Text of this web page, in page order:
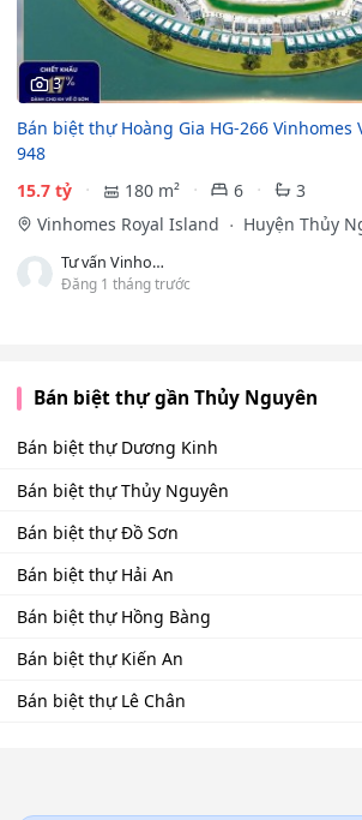
3
Bán biệt thự Hoàng Gia HG-266 Vinhomes
948
15.7 tỷ
180 m² 6
3
Vinhomes Royal Island
Huyện Thủy
Tư vấn Vinhomes Hải Phòng.
Đăng 1 tháng trước
Bán biệt thự gần Thủy Nguyên
Bán biệt thự Dương Kinh
Bán biệt thự Thủy Nguyên
Bán biệt thự Đồ Sơn
Bán biệt thự Hải An
Bán biệt thự Hồng Bàng
Bán biệt thự Kiến An
Bán biệt thự Lê Chân